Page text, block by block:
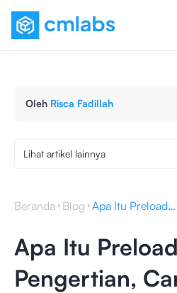
Oleh Risca Fadillah
Lihat artikel lainnya
Beranda Blog Apa Itu Preload? Pengertian, Cara Kerja, Fungsi, dan Efeknya
Apa Itu
Pengertian,